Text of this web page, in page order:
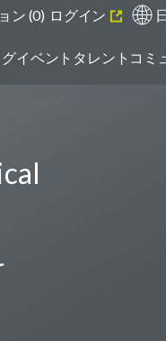
ログイン
ン (0)
ング・タレントとは
イベント タレントコミ